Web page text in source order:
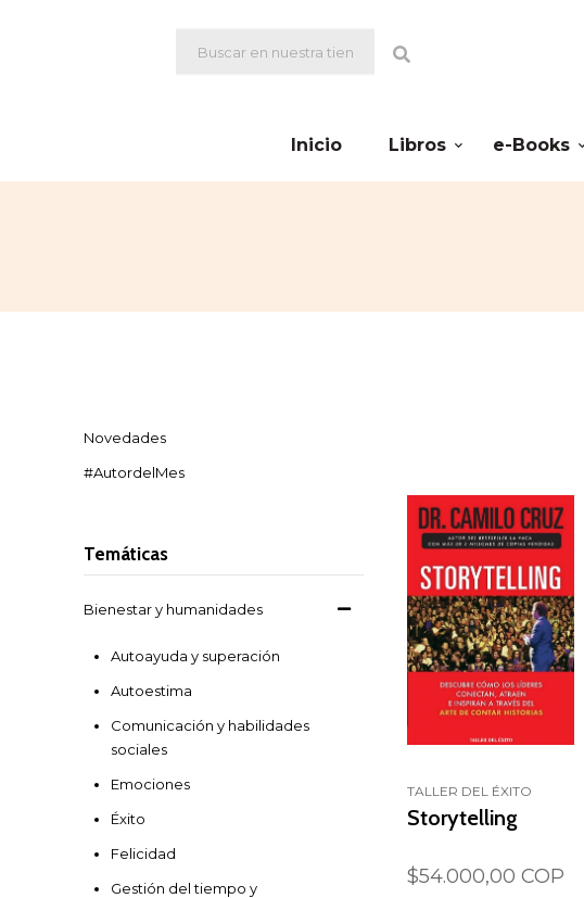
Inicio Libros e-Books
Novedades
#AutordelMes
Temáticas
Bienestar y humanidades
Autoayuda y superación
Autoestima
Comunicación y habilidades
sociales
Emociones
Éxito
Felicidad
Gestión del tiempo y
TALLER DEL ÉXITO
Storytelling
$54.000,00 COP